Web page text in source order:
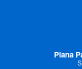
Piana